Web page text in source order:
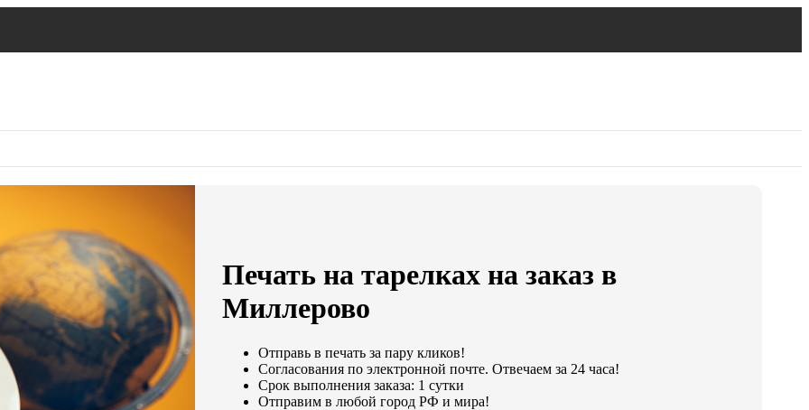
Печать на тарелках на заказ в
Миллерово
Отправь в печать за пару кликов!
Согласования по электронной почте. Отвечаем за 24 часа!
Срок выполнения заказа: 1 сутки
Отправим в любой город РФ и мира!